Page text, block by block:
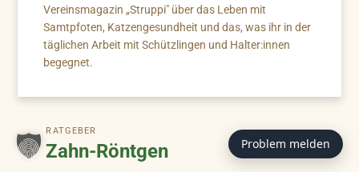
Vereinsmagazin „Struppi" über das Leben mit
Samtpfoten, Katzengesundheit und das, was ihr in der
täglichen Arbeit mit Schützlingen und Halter:innen
begegnet.
RATGEBER
Zahn-Röntgen Problem melden